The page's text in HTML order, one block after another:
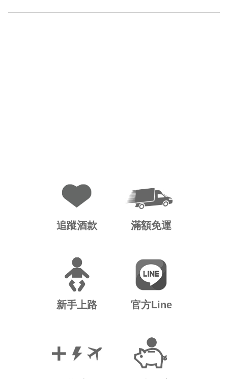
追蹤酒款 滿額免運
新手上路 官方Line